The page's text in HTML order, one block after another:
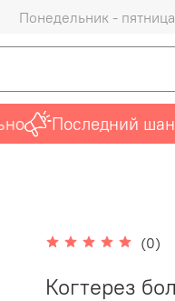
Понедельник -
Последний шанс
(0)
Когтерез